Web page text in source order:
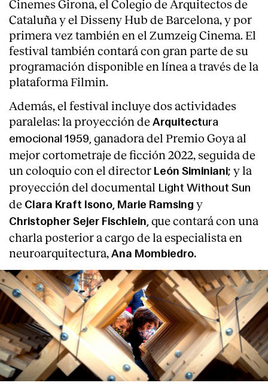
Cinemes Girona, el Colegio de Arquitectos de
Cataluña y el Disseny Hub de Barcelona, y por
primera vez también en el Zumzeig Cinema. El
festival también contará con gran parte de su
programación disponible en línea a través de la
plataforma Filmin.
Además, el festival incluye dos actividades
paralelas: la proyección de Arquitectura
emocional 1959, ganadora del Premio Goya al
mejor cortometraje de ficción 2022, seguida de
un coloquio con el director León Siminiani; y la
proyección del documental Light Without Sun
de Clara Kraft Isono, Marie Ramsing y
Christopher Sejer Fischlein, que contará con una
charla posterior a cargo de la especialista en
neuroarquitectura, Ana Mombiedro.